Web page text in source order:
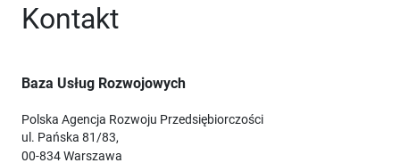
Kontakt
Baza Usług Rozwojowych
Polska Agencja Rozwoju Przedsiębiorczości
ul. Pańska 81/83,
00-834 Warszawa